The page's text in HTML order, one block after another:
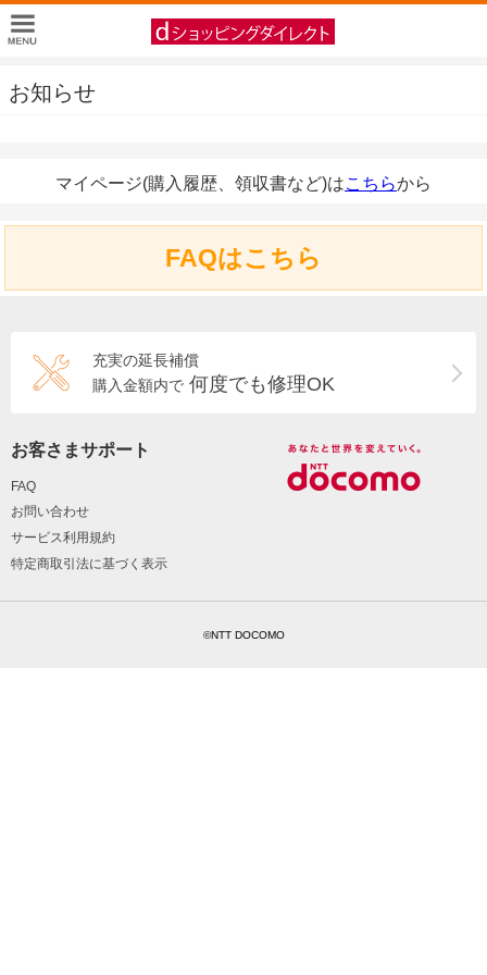
お知らせ
マイページ(購入履歴、領収書など)はこちらから
FAQはこちら
充実の延長補償
購入金額内で 何度でも修理OK
お客さまサポート
FAQ
お問い合わせ
サービス利用規約
特定商取引法に基づく表示
©NTT DOCOMO